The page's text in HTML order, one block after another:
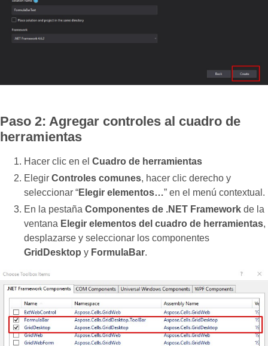
Paso 2: Agregar controles al cuadro de
herramientas
Hacer clic en el Cuadro de herramientas
Elegir Controles comunes, hacer clic derecho y
seleccionar “Elegir elementos…” en el menú contextual.
En la pestaña Componentes de .NET Framework de la
ventana Elegir elementos del cuadro de herramientas,
desplazarse y seleccionar los componentes
GridDesktop y FormulaBar.